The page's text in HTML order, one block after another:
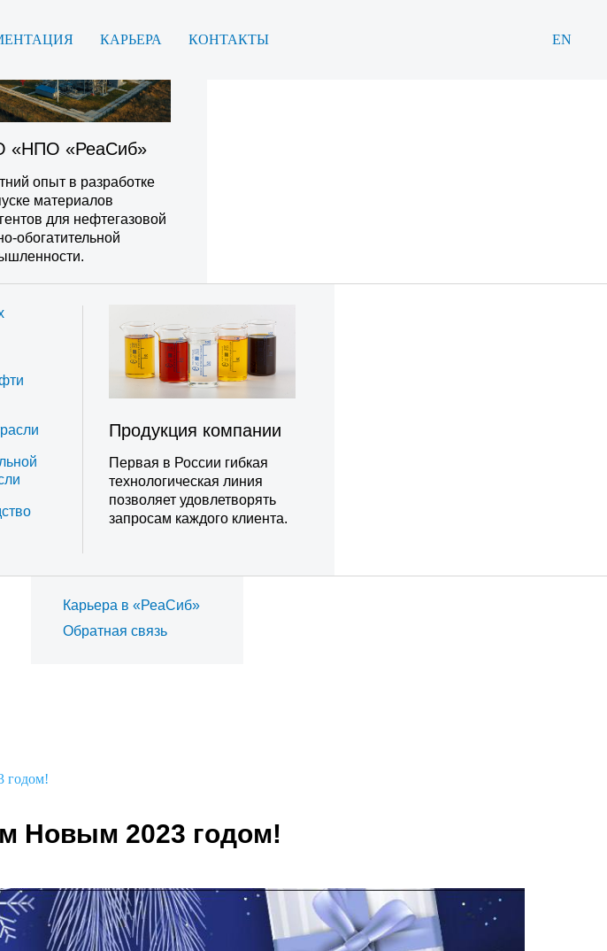
КАРЬЕРА КОНТАКТЫ EN
«НПО «РеаСиб»
опыт в разработке
материалов
для нефтегазовой
обогатительной
Продукция компании
Первая в России гибкая
технологическая линия
позволяет удовлетворять
запросам каждого клиента.
Карьера в «РеаСиб»
Обратная связь
годом!
Новым 2023 годом!